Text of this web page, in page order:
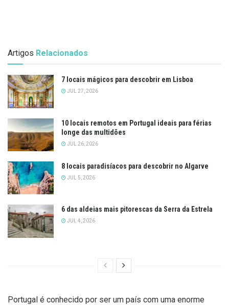
Artigos Relacionados
7 locais mágicos para descobrir em Lisboa
JUL 27, 2026
10 locais remotos em Portugal ideais para férias
longe das multidões
JUL 26, 2026
8 locais paradisíacos para descobrir no Algarve
JUL 5, 2026
6 das aldeias mais pitorescas da Serra da Estrela
JUL 4, 2026
Portugal é conhecido por ser um país com uma enorme